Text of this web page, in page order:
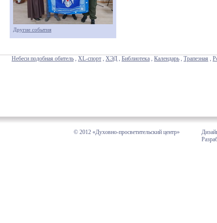
Другие события
Небеси подобная обитель , XL-спорт , ХЭД , Библиотека , Календарь , Трапезная ,
© 2012 «Духовно-просветительский центр»